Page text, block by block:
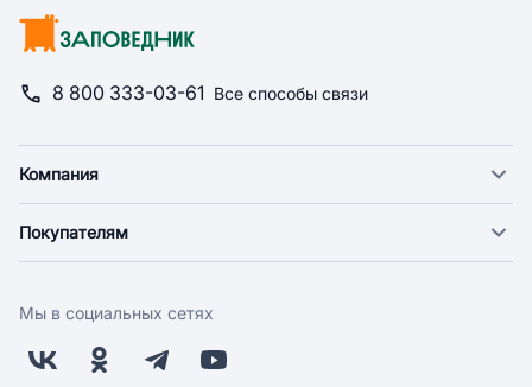
8 800 333-03-61 Все способы связи
Компания
Новости
Поставщикам
Заводчикам
Покупателям
Оплата
Бонусная программа
Мы в социальных сетях